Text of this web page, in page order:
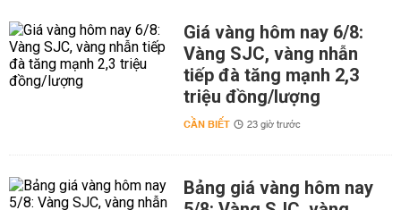
Giá vàng hôm nay 6/8:
Vàng SJC, vàng nhẫn
tiếp đà tăng mạnh 2,3
triệu đồng/lượng
CẦN BIẾT 23 giờ trước
Bảng giá vàng hôm nay